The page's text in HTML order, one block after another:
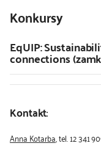
Konkursy
EqUIP:
connections
Kontakt:
Anna Kotarba, tel. 12 341